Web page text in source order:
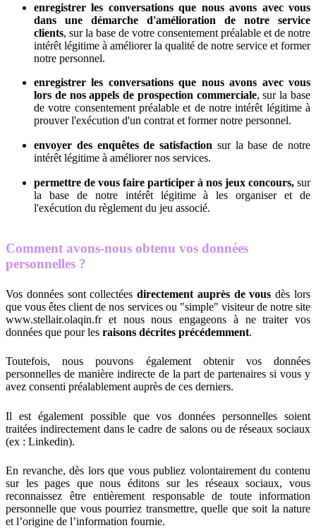
enregistrer les conversations que nous avons avec vous
dans une démarche d'amélioration de notre service
clients, sur la base de votre consentement préalable et de notre
intérêt légitime à améliorer la qualité de notre service et former
notre personnel.
enregistrer les conversations que nous avons avec vous
lors de nos appels de prospection commerciale, sur la base
de votre consentement préalable et de notre intérêt légitime à
prouver l'exécution d'un contrat et former notre personnel.
envoyer des enquêtes de satisfaction sur la base de notre
intérêt légitime à améliorer nos services.
permettre de vous faire participer à nos jeux concours, sur
la base de notre intérêt légitime à les organiser et de
l'exécution du règlement du jeu associé.
Comment avons-nous obtenu vos données
personnelles ?
Vos données sont collectéesdirectement auprès de vous dès lors
que vous êtes client de nos services ou "simple" visiteur de notre site
www.stellair.olaqin.fr et nous nous engageons à ne traiter vos
données que pour les raisons décrites précédemment.
Toutefois, nous pouvons également obtenir vos données
personnelles de manière indirecte de la part de partenaires si vous y
avez consenti préalablement auprès de ces derniers.
Il est également possible que vos données personnelles soient
traitées indirectement dans le cadre de salons ou de réseaux sociaux
(ex : Linkedin).
En revanche, dès lors que vous publiez volontairement du contenu
sur les pages que nous éditons sur les réseaux sociaux, vous
reconnaissez être entièrement responsable de toute information
personnelle que vous pourriez transmettre, quelle que soit la nature
et l’origine de l’information fournie.